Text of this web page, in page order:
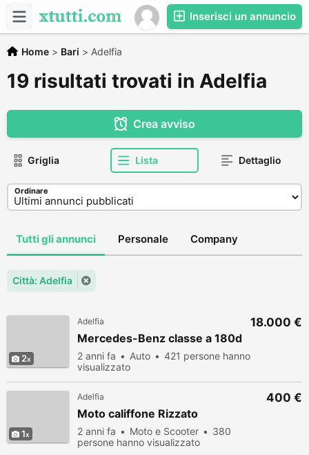
Inserisci un annuncio
Home > Bari > Adelfia
19 risultati trovati in Adelfia
Crea avviso
Griglia Lista Dettaglio
Ordinare
Tutti gli annunci Personale Company
Città: Adelfia
2
Adelfia
Mercedes-Benz classe a 180d
2 anni fa Auto
421 persone hanno
visualizzato
18.000 €
1
Adelfia
Moto califfone Rizzato
2 anni fa Moto e Scooter
380
persone hanno visualizzato
400 €